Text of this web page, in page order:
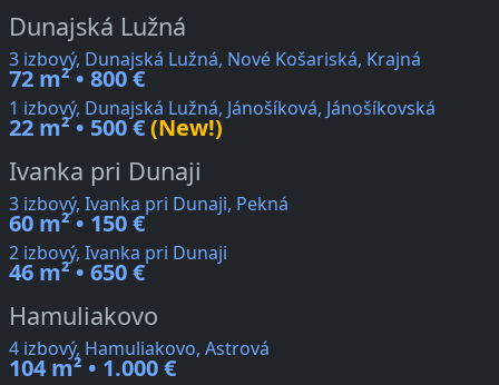
Dunajská Lužná
3 izbový, Dunajská Lužná, Nové Košariská, Krajná
72 m² • 800 €
1 izbový, Dunajská Lužná, Jánošíková, Jánošíkovská
22 m² • 500 €(New!)
Ivanka pri Dunaji
3 izbový, Ivanka pri Dunaji, Pekná
60 m² • 150 €
2 izbový, Ivanka pri Dunaji
46 m² • 650 €
Hamuliakovo
4 izbový, Hamuliakovo, Astrová
104 m² • 1.000 €